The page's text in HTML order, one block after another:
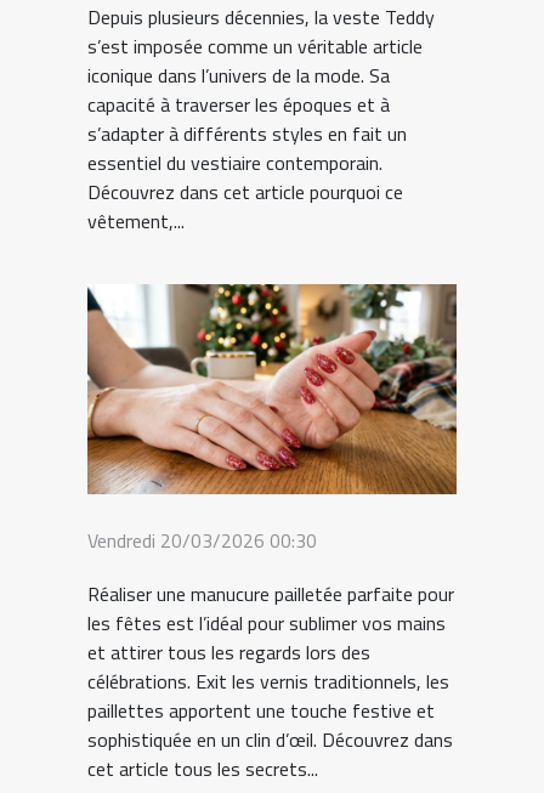
Depuis plusieurs décennies, la veste Teddy
s’est imposée comme un véritable article
iconique dans l’univers de la mode. Sa
capacité à traverser les époques et à
s’adapter à différents styles en fait un
essentiel du vestiaire contemporain.
Découvrez dans cet article pourquoi ce
vêtement,...
Vendredi 20/03/2026 00:30
Réaliser une manucure pailletée parfaite pour
les fêtes est l’idéal pour sublimer vos mains
et attirer tous les regards lors des
célébrations. Exit les vernis traditionnels, les
paillettes apportent une touche festive et
sophistiquée en un clin d’œil. Découvrez dans
cet article tous les secrets...